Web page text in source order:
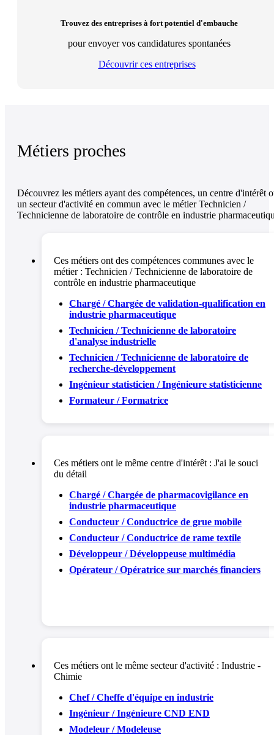
Trouvez des entreprises à fort potentiel d'embauche
pour envoyer vos candidatures spontanées
Découvrir ces entreprises
Métiers proches
Découvrez les métiers ayant des compétences, un centre d'intérêt
un secteur d'activité en commun avec le métier Technicien /
Technicienne de laboratoire de contrôle en industrie
Ces métiers ont des compétences communes avec le
métier : Technicien / Technicienne de laboratoire de
contrôle en industrie pharmaceutique
Chargé / Chargée de validation-qualification en
industrie pharmaceutique
Technicien / Technicienne de laboratoire
d'analyse industrielle
Technicien / Technicienne de laboratoire de
recherche-développement
Ingénieur statisticien / Ingénieure statisticienne
Formateur / Formatrice
Ces métiers ont le même centre d'intérêt : J'ai le souci
du détail
Chargé / Chargée de pharmacovigilance en
industrie pharmaceutique
Conducteur / Conductrice de grue mobile
Conducteur / Conductrice de rame textile
Développeur / Développeuse multimédia
Opérateur / Opératrice sur marchés financiers
Ces métiers ont le même secteur d'activité : Industrie -
Chimie
Chef / Cheffe d'équipe en industrie
Ingénieur / Ingénieure CND END
Modeleur / Modeleuse